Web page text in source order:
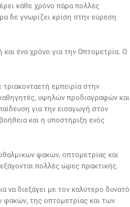
κάθε χρόνο πάρα πολλές
δε γνωρίζει κρίση στην εύρεση
και ένα χρόνο για την Οπτομετρία. Ο
εμπειρία στην
υψηλών προδιαγραφών και
για την εισαγωγή στον
και η υποστήριξη ενός
φακών, οπτομετρίας και
πολλές ώρες πρακτικής.
να διεξάγει με τον καλύτερο δυνατό
της οπτομετρίας και των